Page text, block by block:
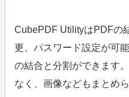
CubePDF UtilityはPDFの
更、パスワード設定が可
の結合と分割ができます
なく、画像などもまとめら